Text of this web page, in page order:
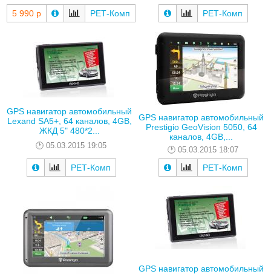
5 990 р РЕТ-Комп РЕТ-Комп
GPS навигатор автомобильный
Lexand SA5+, 64 каналов, 4GB,
ЖКД 5" 480*2...
05.03.2015 19:05
РЕТ-Комп
GPS навигатор автомобильный
Prestigio GeoVision 5050, 64
каналов, 4GB,...
05.03.2015 18:07
РЕТ-Комп
GPS навигатор автомобильный